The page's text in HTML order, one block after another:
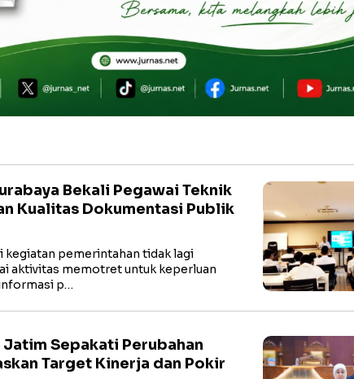
Bekali Pegawai Teknik
Kualitas Dokumentasi Publik
kegiatan pemerintahan tidak lagi
aktivitas memotret untuk keperluan
p…
Jatim Sepakati Perubahan
Target Kinerja dan Pokir